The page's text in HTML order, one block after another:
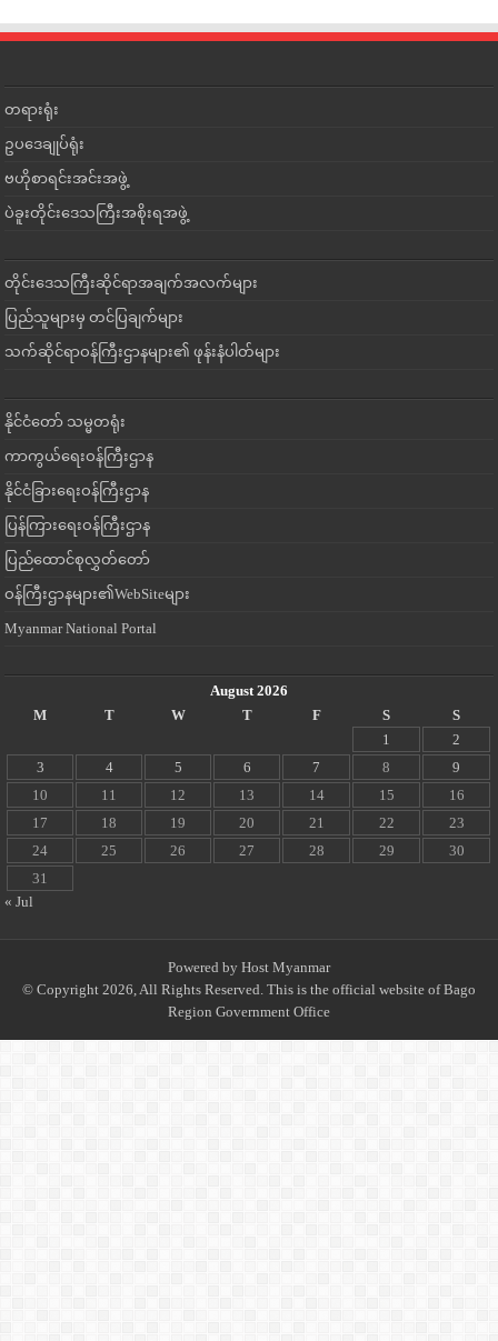
တရားရုံး
ဥပဒေချုပ်ရုံး
ဗဟိုစာရင်းအင်းအဖွဲ့
ပဲခူးတိုင်းဒေသကြီးအစိုးရအဖွဲ့
တိုင်းဒေသကြီးဆိုင်ရာအချက်အလက်များ
ပြည်သူများမှ တင်ပြချက်များ
သက်ဆိုင်ရာဝန်ကြီးဌာနများ၏ ဖုန်းနံပါတ်များ
နိုင်ငံတော် သမ္မတရုံး
ကာကွယ်ရေးဝန်ကြီးဌာန
နိုင်ငံခြားရေးဝန်ကြီးဌာန
ပြန်ကြားရေးဝန်ကြီးဌာန
ပြည်ထောင်စုလွှတ်တော်
ဝန်ကြီးဌာနများ၏WebSiteများ
Myanmar National Portal
August 2026
M
T W T F S
S
1
2
3
4 5 6 7 8
9
10
11 12 13 14 15
16
17
18 19 20 21 22
23
24
25 26 27 28 29
30
31
« Jul
Powered by Host Myanmar
© Copyright 2026, All Rights Reserved. This is the official website of Bago
Region Government Office